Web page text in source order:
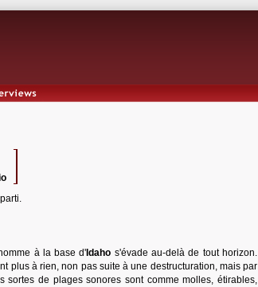
à la base d' Idaho s'évade au-delà de tout horizon.
plus à rien, non pas suite à une destructuration, mais par
sortes de plages sonores sont comme molles, étirables,